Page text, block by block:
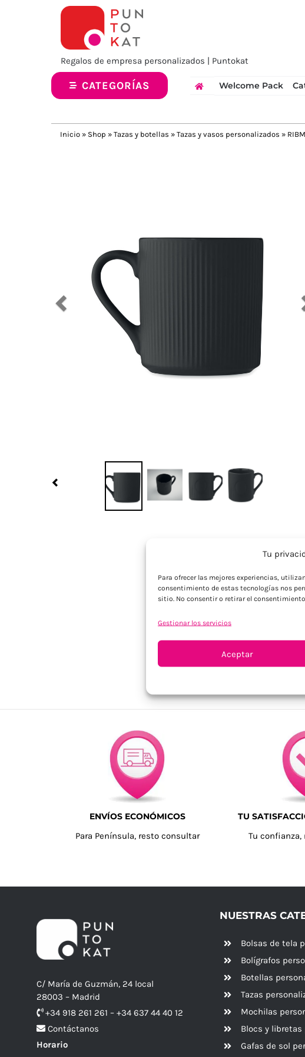
Tu
Para ofrecer las mejores experiencias,
consentimiento de estas tecnologías nos
sitio. No consentir o retirar el
Gestionar los servicios
Aceptar
Regalos de empresa personalizados | Puntokat
CATEGORÍAS Welcome Pack
Inicio » Shop » Tazas y botellas » Tazas y vasos personalizados »
ENVÍOS ECONÓMICOS
Para Península, resto consultar
TU
Tu
C/ María de Guzmán, 24 local
28003 – Madrid
+34 918 261 261 – +34 637 44 40 12
Contáctanos
Horario
NUESTRAS
Bolsas de tela
Bolígrafos
Botellas
Tazas
Mochilas
Blocs y libretas
Gafas de sol